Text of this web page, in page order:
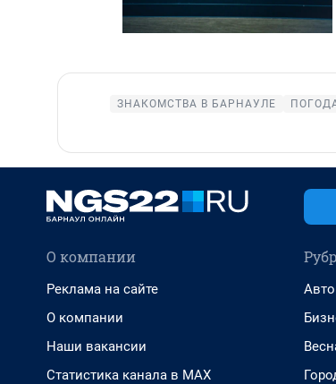
ЗНАКОМСТВА В БАРНАУЛЕ
О компании
Реклама на сайте
О компании
Наши вакансии
Статистика канала в MAX
Авто